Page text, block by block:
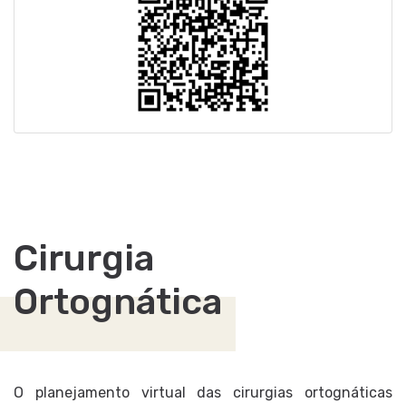
Cirurgia
Ortognática
O planejamento virtual das cirurgias ortognáticas